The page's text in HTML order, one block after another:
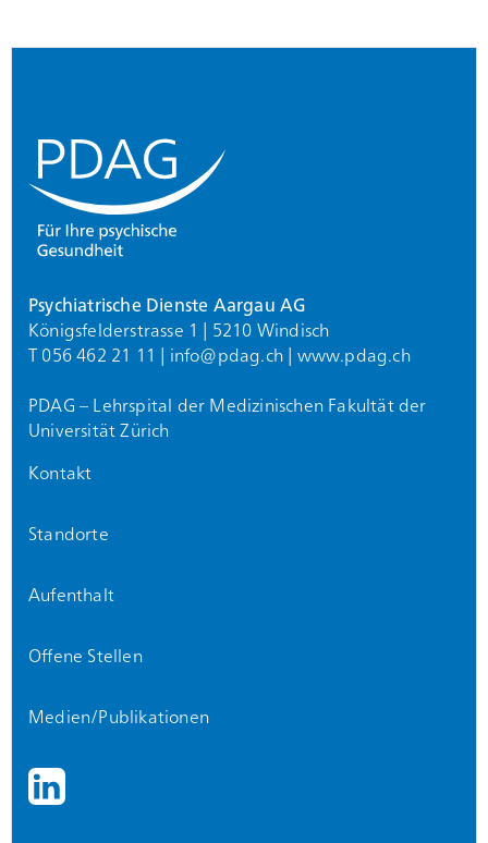
Psychiatrische Dienste Aargau AG
Königsfelderstrasse 1 | 5210 Windisch
T 056 462 21 11 | info@pdag.ch www.pdag.ch
PDAG – Lehrspital der Medizinischen Fakultät der
Universität Zürich
Kontakt
Standorte
Aufenthalt
Offene Stellen
Medien/Publikationen